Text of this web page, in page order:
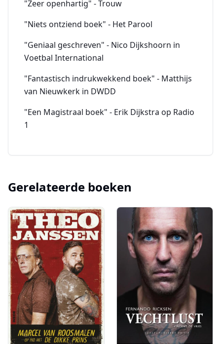
"Zeer openhartig" - Trouw
"Niets ontziend boek" - Het Parool
"Geniaal geschreven" - Nico Dijkshoorn in
Voetbal International
"Fantastisch indrukwekkend boek" - Matthijs
van Nieuwkerk in DWDD
"Een Magistraal boek" - Erik Dijkstra op Radio
1
Gerelateerde boeken